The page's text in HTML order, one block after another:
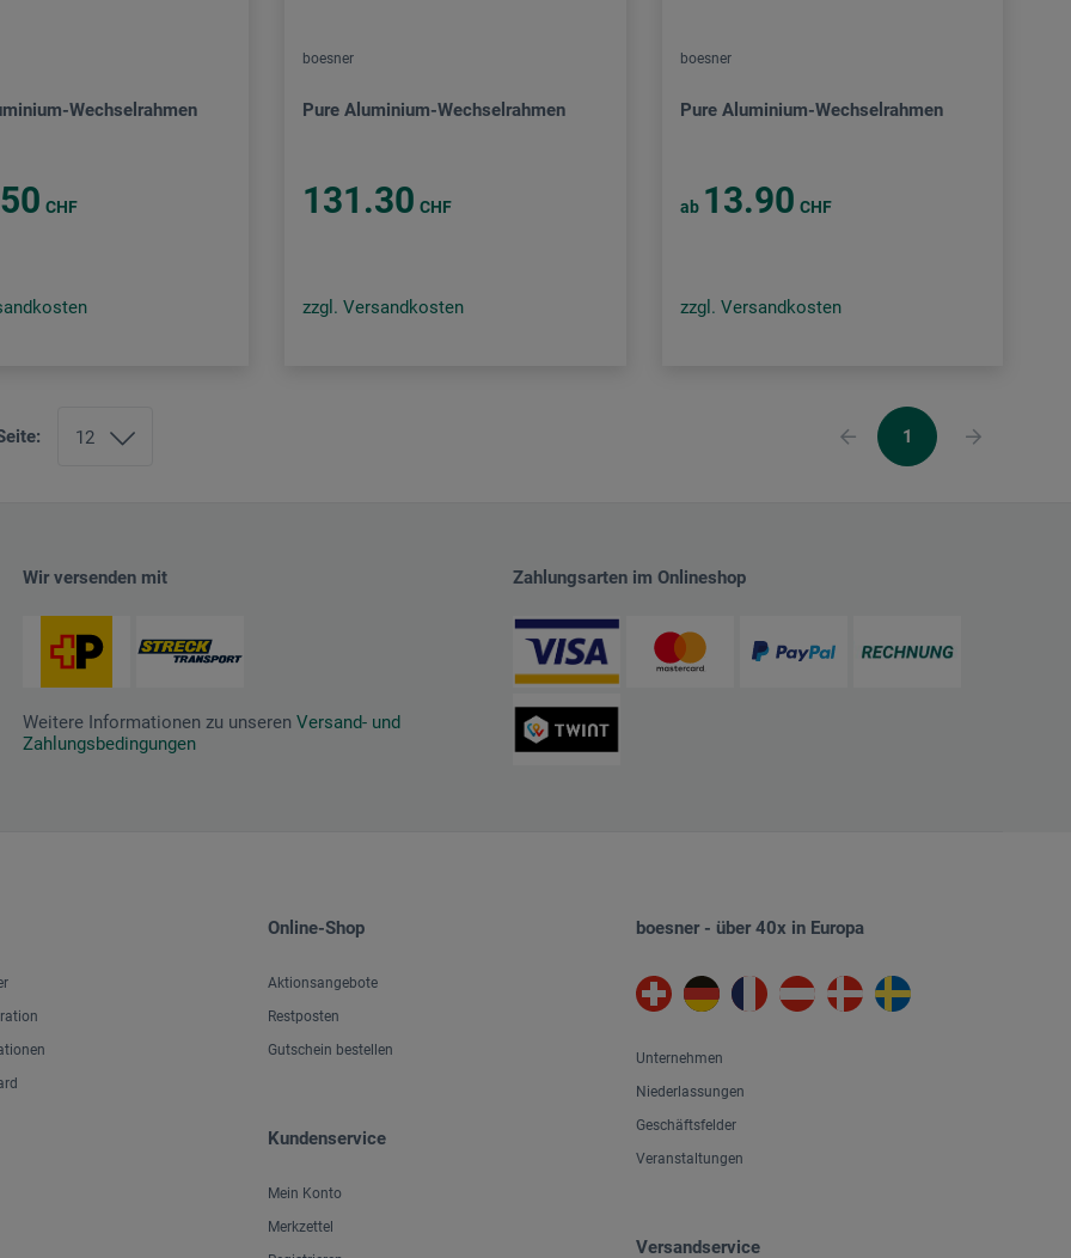
Wechselrahmen
CHF
boesner
Pure Aluminium-Wechselrahmen
131.30 CHF
zzgl. Versandkosten
boesner
Pure Aluminium-Wechselrahmen
ab 13.90 CHF
zzgl. Versandkosten
1
Wir versenden mit
Weitere Informationen zu unseren Versand- und
Zahlungsbedingungen
Zahlungsarten im Onlineshop
Online-Shop
Aktionsangebote
Restposten
Gutschein bestellen
Kundenservice
Mein Konto
Merkzettel
boesner - über 40x in Europa
Unternehmen
Niederlassungen
Geschäftsfelder
Veranstaltungen
Versandservice